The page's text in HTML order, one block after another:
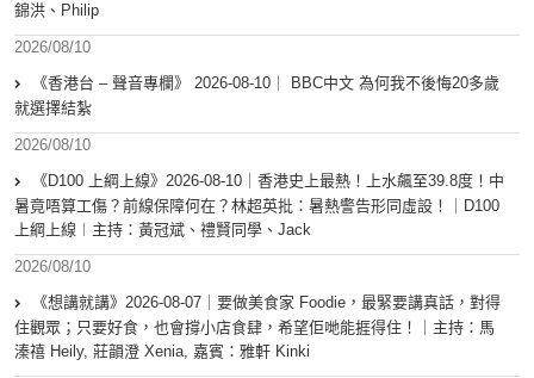
錦洪、Philip
2026/08/10
《香港台 – 聲音專欄》 2026-08-10｜ BBC中文 為何我不後悔20多歲
就選擇結紮
2026/08/10
《D100 上綱上線》2026-08-10｜香港史上最熱！上水飆至39.8度！中
暑竟唔算工傷？前線保障何在？林超英批：暑熱警告形同虛設！｜D100
上綱上線︱主持：黃冠斌、禮賢同學、Jack
2026/08/10
《想講就講》2026-08-07｜要做美食家 Foodie，最緊要講真話，對得
住觀眾；只要好食，也會撐小店食肆，希望佢哋能捱得住！｜主持：馬
溱禧 Heily, 莊韻澄 Xenia, 嘉賓：雅軒 Kinki